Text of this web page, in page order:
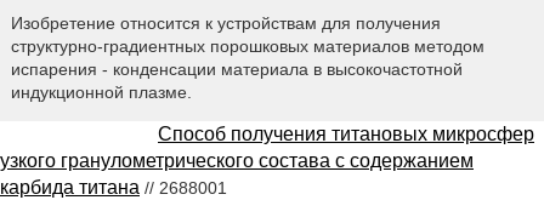
Изобретение относится к устройствам для получения
структурно-градиентных порошковых материалов методом
испарения - конденсации материала в высокочастотной
индукционной плазме.
Способ получения титановых микросфер
узкого гранулометрического состава с содержанием
карбида титана // 2688001